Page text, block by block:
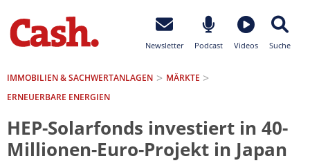
Newsletter Podcast Videos Suche
IMMOBILIEN & SACHWERTANLAGEN
MÄRKTE
ERNEUERBARE ENERGIEN
HEP-Solarfonds investiert in 40-
Millionen-Euro-Projekt in Japan